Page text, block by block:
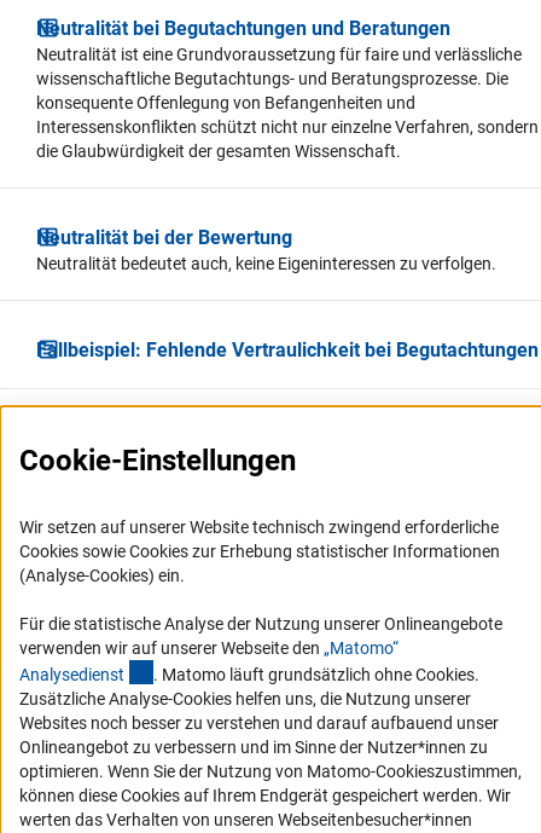
Neutralität bei Begutachtungen und Beratungen
Neutralität ist eine Grundvoraussetzung für faire und verlässliche
wissenschaftliche Begutachtungs- und Beratungsprozesse. Die
konsequente Offenlegung von Befangenheiten und
Interessenskonflikten schützt nicht nur einzelne Verfahren, sondern
die Glaubwürdigkeit der gesamten Wissenschaft.
Neutralität bei der Bewertung
Neutralität bedeutet auch, keine Eigeninteressen zu verfolgen.
Fallbeispiel: Fehlende Vertraulichkeit bei Begutachtungen
Service
RSS-Feed
Barrierefreiheit
Erklärung zur Barrierefreiheit
Barriere melden
Links
Cookie-Einstellungen
Wir setzen auf unserer Website technisch zwingend erforderliche
Cookies sowie Cookies zur Erhebung statistischer Informationen
(Analyse-Cookies) ein.
Für die statistische Analyse der Nutzung unserer Onlineangebote
verwenden wir auf unserer Webseite den „Matomo“
Analysedienst (externer Link)
. Matomo läuft grundsätzlich ohne Cookies.
Zusätzliche Analyse-Cookies helfen uns, die Nutzung unserer
Websites noch besser zu verstehen und darauf aufbauend unser
Onlineangebot zu verbessern und im Sinne der Nutzer*innen zu
optimieren. Wenn Sie der Nutzung von Matomo-Cookieszustimmen,
können diese Cookies auf Ihrem Endgerät gespeichert werden. Wir
werten das Verhalten von unseren Webseitenbesucher*innen